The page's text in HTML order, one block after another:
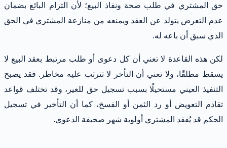
حق المشتري في طلب صحة ونفاذ البيع؛ لأن التزام البائع بضمان
عدم التعرض يتولد عن العقد ويمنعه من منازعة المشتري في الحق
الذي سبق أن باعه له.
لكن هذه القاعدة لا تعني أن كل دعوى أو طلب مرتبط بعقد البيع لا
يسقط مطلقًا، ولا تعني أن التأخر لا تترتب عليه مخاطر. فقد يصبح
التنفيذ العيني مستحيلًا بسبب تسجيل حق للغير، وقد تختلف قواعد
تقادم التعويض أو رد الثمن أو الفسخ، كما أن التأخير في تسجيل
الحكم قد يُفقد المشتري أولوية شهر صحيفة الدعوى.